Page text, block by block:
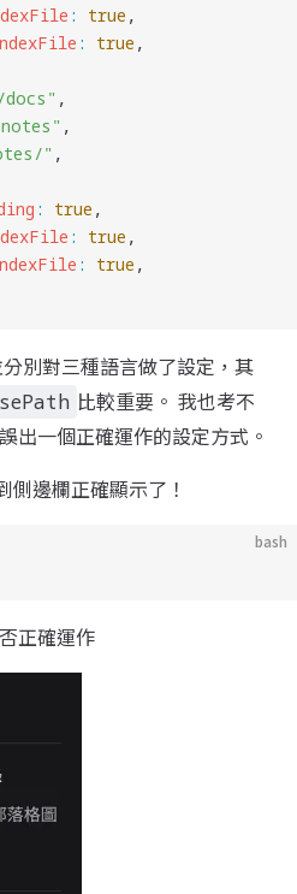
: true ,
: true ,
/docs " ,
" ,
" ,
: true ,
: true ,
: true ,
別對三種語言做了設定，其
比較重要。 我也考不
出一個正確運作的設定方式。
邊欄正確顯示了！
bash
正確運作